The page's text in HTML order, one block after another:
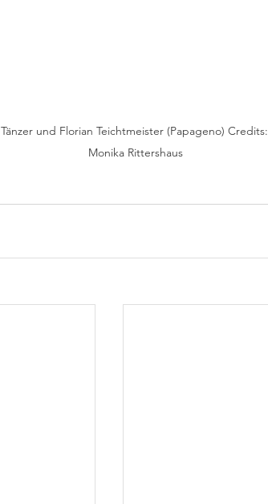
Tänzer und Florian Teichtmeister (Papageno) Credits:
Monika Rittershaus